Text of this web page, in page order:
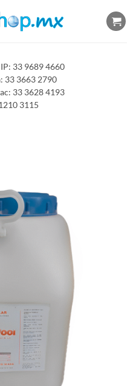
33 9689 4660
33 3663 2790
33 3628 4193
3115